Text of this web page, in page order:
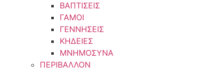
ΒΑΠΤΙΣΕΙΣ
ΓΑΜΟΙ
ΓΕΝΝΗΣΕΙΣ
ΚΗΔΕΙΕΣ
ΜΝΗΜΟΣΥΝΑ
ΠΕΡΙΒΑΛΛΟΝ